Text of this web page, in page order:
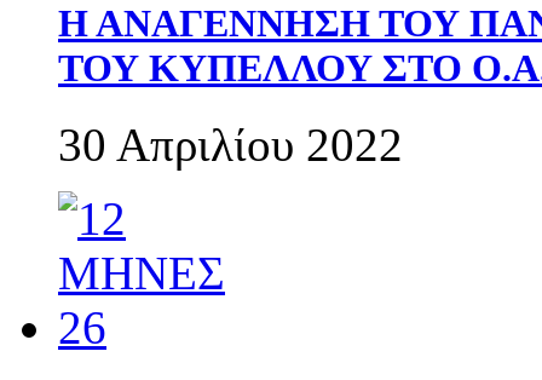
Η ΑΝΑΓΕΝΝΗΣΗ ΤΟΥ
ΤΟΥ ΚΥΠΕΛΛΟΥ ΣΤΟ
30 Απριλίου 2022